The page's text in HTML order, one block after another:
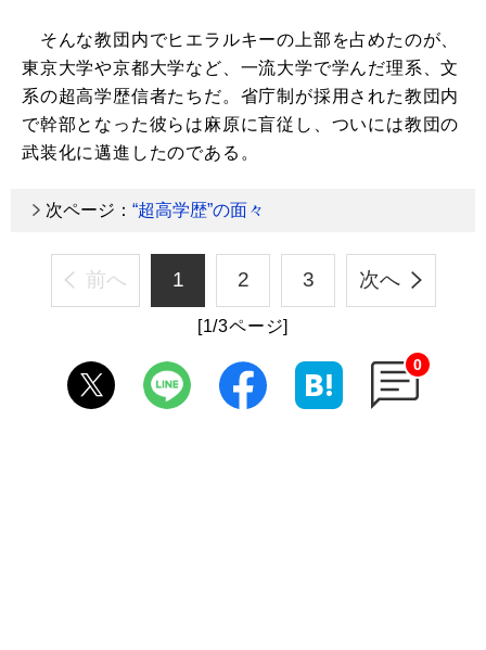
そんな教団内でヒエラルキーの上部を占めたのが、
東京大学や京都大学など、一流大学で学んだ理系、文
系の超高学歴信者たちだ。省庁制が採用された教団内
で幹部となった彼らは麻原に盲従し、ついには教団の
武装化に邁進したのである。
次ページ： “超高学歴”の面々
前へ 1 2 3 次へ
[1/3ページ]
0